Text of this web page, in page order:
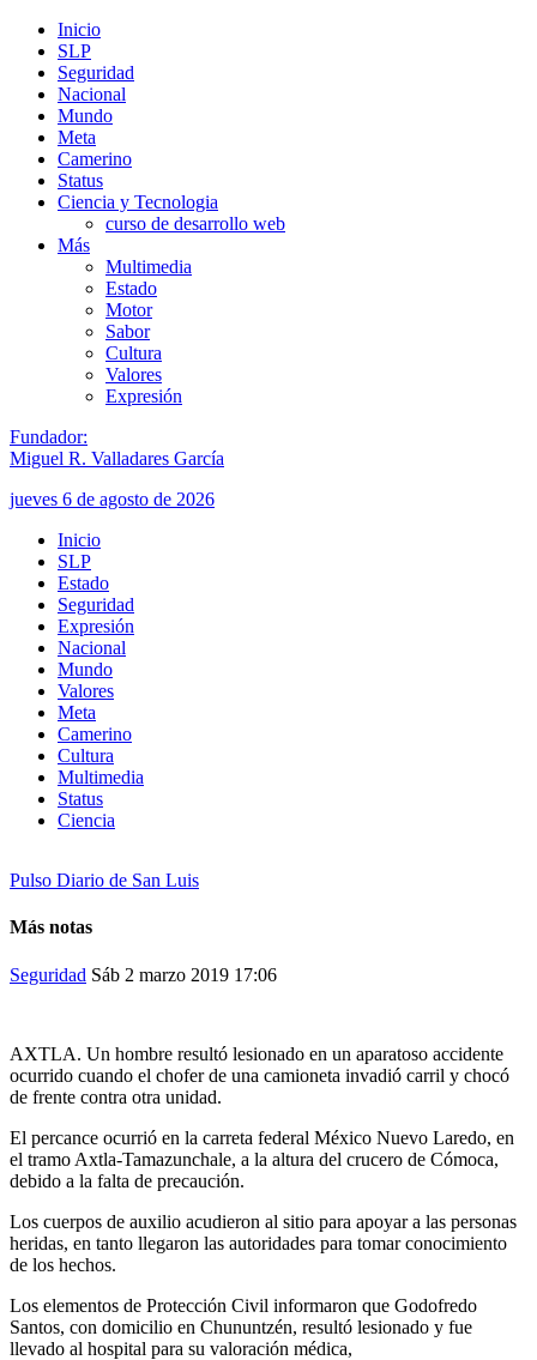
Inicio
SLP
Seguridad
Nacional
Mundo
Meta
Camerino
Status
Ciencia y Tecnologia
curso de desarrollo web
Más
Multimedia
Estado
Motor
Sabor
Cultura
Valores
Expresión
Fundador:
Miguel R. Valladares García
jueves 6 de agosto de 2026
Inicio
SLP
Estado
Seguridad
Expresión
Nacional
Mundo
Valores
Meta
Camerino
Cultura
Multimedia
Status
Ciencia
Pulso Diario de San Luis
Más notas
Seguridad Sáb 2 marzo 2019 17:06
AXTLA. Un hombre resultó lesionado en un aparatoso accidente
ocurrido cuando el chofer de una camioneta invadió carril y chocó
de frente contra otra unidad.
El percance ocurrió en la carreta federal México Nuevo Laredo, en
el tramo Axtla-Tamazunchale, a la altura del crucero de Cómoca,
debido a la falta de precaución.
Los cuerpos de auxilio acudieron al sitio para apoyar a las personas
heridas, en tanto llegaron las autoridades para tomar conocimiento
de los hechos.
Los elementos de Protección Civil informaron que Godofredo
Santos, con domicilio en Chununtzén, resultó lesionado y fue
llevado al hospital para su valoración médica,